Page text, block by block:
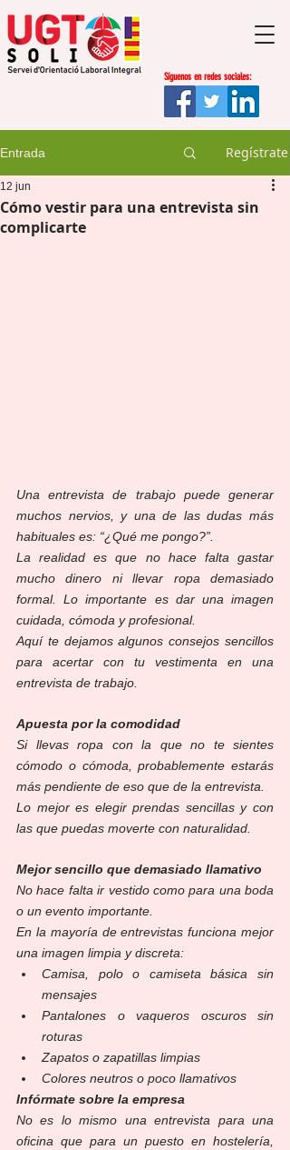
Síguenos en redes sociales:
Entrada Regístrate
Cómo vestir para una entrevista sin
complicarte
12 jun
Una entrevista de trabajo puede generar
muchos nervios, y una de las dudas más
habituales es: “¿Qué me pongo?”.
La realidad es que no hace falta gastar
mucho dinero ni llevar ropa demasiado
formal. Lo importante es dar una imagen
cuidada, cómoda y profesional.
Aquí te dejamos algunos consejos sencillos
para acertar con tu vestimenta en una
entrevista de trabajo.
Apuesta por la comodidad
Si llevas ropa con la que no te sientes
cómodo o cómoda, probablemente estarás
más pendiente de eso que de la entrevista.
Lo mejor es elegir prendas sencillas y con
las que puedas moverte con naturalidad.
Mejor sencillo que demasiado llamativo
No hace falta ir vestido como para una boda
o un evento importante.
En la mayoría de entrevistas funciona mejor
una imagen limpia y discreta:
Camisa, polo o camiseta básica sin
mensajes
Pantalones o vaqueros oscuros sin
roturas
Zapatos o zapatillas limpias
Colores neutros o poco llamativos
Infórmate sobre la empresa
No es lo mismo una entrevista para una
oficina que para un puesto en hostelería,